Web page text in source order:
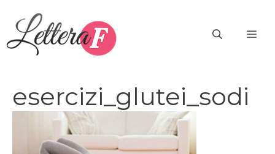
contenuto
esercizi_glutei_sodi